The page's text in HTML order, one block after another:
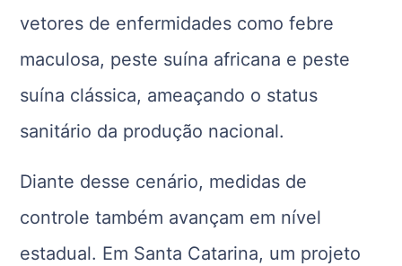
vetores de enfermidades como febre
maculosa, peste suína africana e peste
suína clássica, ameaçando o status
sanitário da produção nacional.
Diante desse cenário, medidas de
controle também avançam em nível
estadual. Em Santa Catarina, um projeto